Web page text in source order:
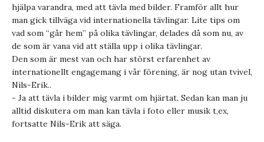
hjälpa varandra, med att tävla med bilder. Framför allt hur
man gick tillväga vid internationella tävlingar. Lite tips om
vad som “går hem” på olika tävlingar, delades då som nu, av
de som är vana vid att ställa upp i olika tävlingar.
Den som är mest van och har störst erfarenhet av
internationellt engagemang i vår förening, är nog utan tvivel,
Nils-Erik..
- Ja att tävla i bilder mig varmt om hjärtat. Sedan kan man ju
alltid diskutera om man kan tävla i foto eller musik t,ex,
fortsatte Nils-Erik att säga.